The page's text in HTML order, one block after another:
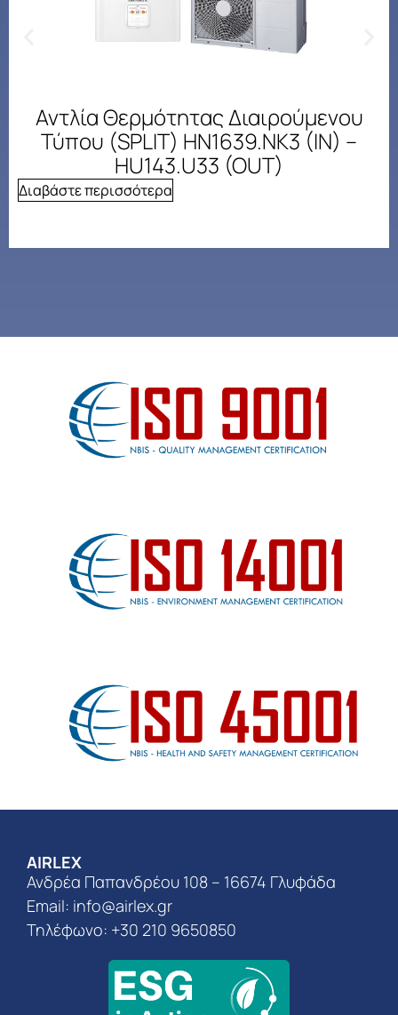
Αντλία Θερμότητας Διαιρούμενου
Τύπου (SPLIT) HN1639.NK3 (IN) –
HU143.U33 (OUT)
Διαβάστε περισσότερα
AIRLEX
Ανδρέα Παπανδρέου 108 – 16674 Γλυφάδα
Email: info@airlex.gr
Τηλέφωνο: +30 210 9650850